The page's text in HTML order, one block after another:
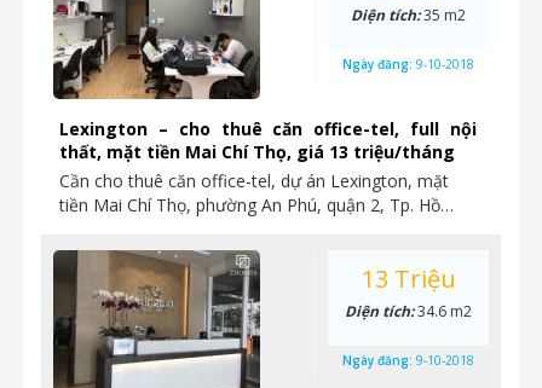
Lexington – cho thuê căn office-tel, full nội
thất, mặt tiền Mai Chí Thọ, giá 13 triệu/tháng
Cần cho thuê căn office-tel, dự án Lexington, mặt
tiền Mai Chí Thọ, phường An Phú, quận 2, Tp. Hồ…
Diện tích:35 m2
Ngày đăng: 9-10-2018
13 Triệu
Diện tích:34.6 m2
Ngày đăng: 9-10-2018